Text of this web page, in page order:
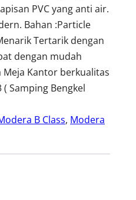
PVC yang anti air.
Bahan :Particle
Tertarik dengan
dengan mudah
Kantor berkualitas
( Samping Bengkel
B Class, Modera